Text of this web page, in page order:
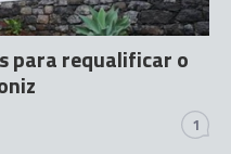
para requalificar o
1